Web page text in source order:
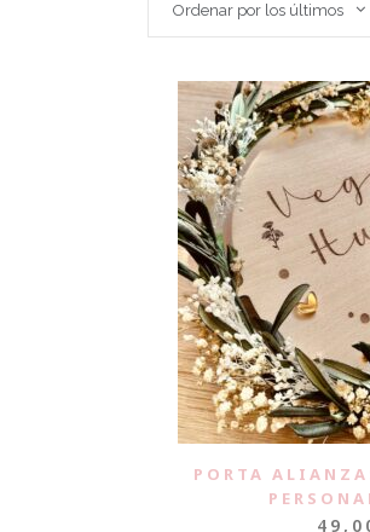
Ordenar por los últimos
PORTA